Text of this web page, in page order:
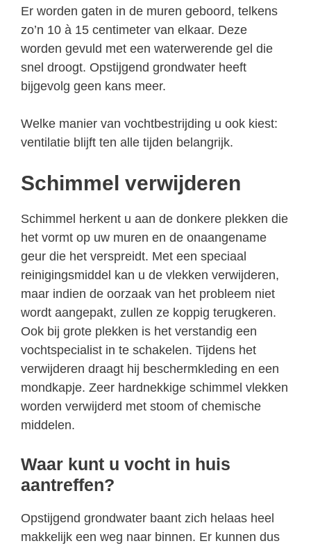
Er worden gaten in de muren geboord, telkens
zo’n 10 à 15 centimeter van elkaar. Deze
worden gevuld met een waterwerende gel die
snel droogt. Opstijgend grondwater heeft
bijgevolg geen kans meer.
Welke manier van vochtbestrijding u ook kiest:
ventilatie blijft ten alle tijden belangrijk.
Schimmel verwijderen
Schimmel herkent u aan de donkere plekken die
het vormt op uw muren en de onaangename
geur die het verspreidt. Met een speciaal
reinigingsmiddel kan u de vlekken verwijderen,
maar indien de oorzaak van het probleem niet
wordt aangepakt, zullen ze koppig terugkeren.
Ook bij grote plekken is het verstandig een
vochtspecialist in te schakelen. Tijdens het
verwijderen draagt hij beschermkleding en een
mondkapje. Zeer hardnekkige schimmel vlekken
worden verwijderd met stoom of chemische
middelen.
Waar kunt u vocht in huis
aantreffen?
Opstijgend grondwater baant zich helaas heel
makkelijk een weg naar binnen. Er kunnen dus